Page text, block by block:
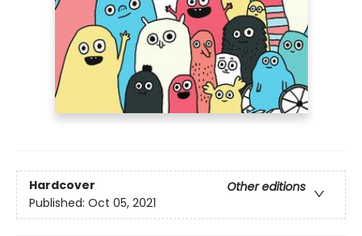
Hardcover
Other editions
Published: Oct 05, 2021